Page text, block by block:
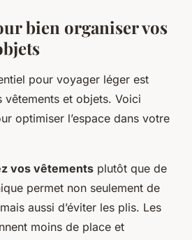
bien organiser vos
pour voyager léger est
vêtements et objets. Voici
optimiser l’espace dans votre
vos vêtements plutôt que de
permet non seulement de
aussi d’éviter les plis. Les
moins de place et